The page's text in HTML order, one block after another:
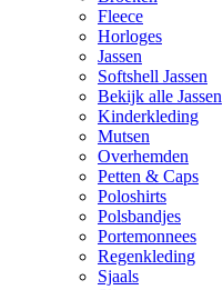
Fleece
Horloges
Jassen
Softshell Jassen
Bekijk alle Jassen
Kinderkleding
Mutsen
Overhemden
Petten & Caps
Poloshirts
Polsbandjes
Portemonnees
Regenkleding
Sjaals